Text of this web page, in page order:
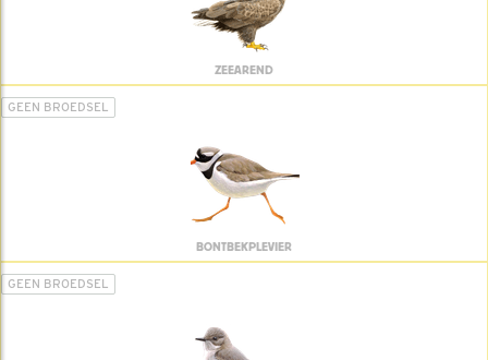
ZEEAREND
GEEN BROEDSEL
BONTBEKPLEVIER
GEEN BROEDSEL